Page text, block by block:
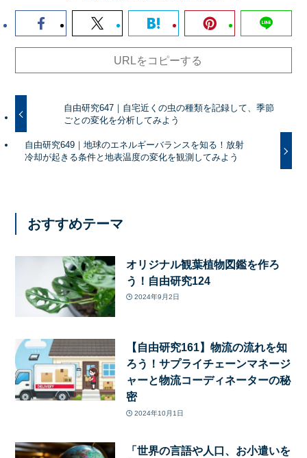
URLをコピーする
自由研究647｜自宅近くの虫の種類を記録して、季節
ごとの変化を分析してみよう
自由研究649｜地球のエネルギーバランスを知る！放射
冷却が起きる条件と地表温度の変化を観測してみよう
おすすめテーマ
オリジナル観葉植物図鑑を作ろ
う！自由研究124
2024年9月2日
【自由研究161】物流の流れを知
ろう！サプライチェーンマネージ
ャーと物流コーディネーターの秘
密
2024年10月1日
「世界の言語や人口、お小遣いを